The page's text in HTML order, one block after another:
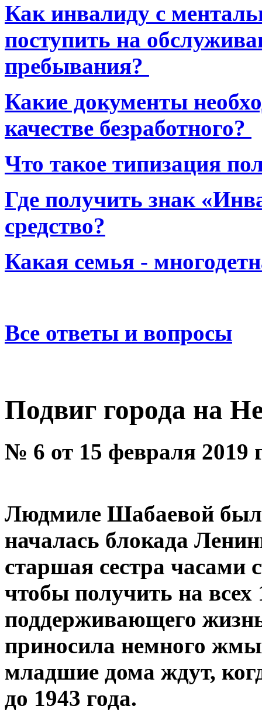
Как инвалиду с
поступить на
пребывания?
Какие документы
качестве безработного?
Что такое типизация
Где получить знак
средство?
Какая семья -
Все ответы и вопросы
Подвиг города на
№ 6 от 15 февраля 2019
Людмиле Шабаевой
началась блокада
старшая сестра часами
чтобы получить на всех
поддерживающего
приносила немного
младшие дома ждут,
до 1943 года.